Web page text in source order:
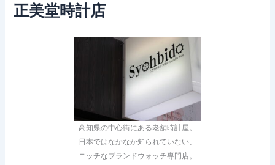
正美堂時計店
高知県の中心街にある老舗時計屋。
日本ではなかなか知られていない、
ニッチなブランドウォッチ専門店。